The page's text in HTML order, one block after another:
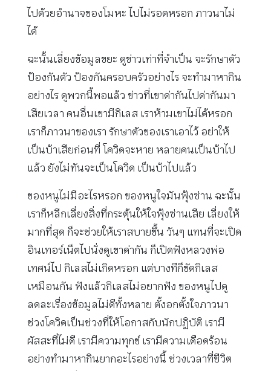
ไปด้วยอำนาจของโมหะ ไปไม่รอดหรอก ภาวนาไม่
ได้
ฉะนั้นเลี่ยงข้อมูลขยะ ดูข่าวเท่าที่จำเป็น จะรักษาตัว
ป้องกันตัว ป้องกันครอบครัวอย่างไร จะทำมาหากิน
อย่างไร ดูพวกนี้พอแล้ว ข่าวที่เขาด่ากันไปด่ากันมา
เสียเวลา คนอื่นเขามีกิเลส เราห้ามเขาไม่ได้หรอก
เราก็ภาวนาของเรา รักษาตัวของเราเอาไว้ อย่าให้
เป็นบ้าเสียก่อนที่ โควิดจะหาย หลายคนเป็นบ้าไป
แล้ว ยังไม่ทันจะเป็นโควิด เป็นบ้าไปแล้ว
ของหนูไม่มีอะไรหรอก ของหนูใจมันฟุ้งซ่าน ฉะนั้น
เราก็หลีกเลี่ยงสิ่งที่กระตุ้นให้ใจฟุ้งซ่านเสีย เลี่ยงให้
มากที่สุด ก็จะช่วยให้เราสบายขึ้น วันๆ แทนที่จะเปิด
อินเทอร์เน็ตไปนั่งดูเขาด่ากัน ก็เปิดฟังหลวงพ่อ
เทศน์ไป กิเลสไม่เกิดหรอก แต่บางทีก็ขัดกิเลส
เหมือนกัน ฟังแล้วกิเลสไม่อยากฟัง ของหนูไปดู
ลดละเรื่องข้อมูลไม่ดีทั้งหลาย ตั้งอกตั้งใจภาวนา
ช่วงโควิดเป็นช่วงที่ให้โอกาสกับนักปฏิบัติ เรามี
ผัสสะที่ไม่ดี เรามีความทุกข์ เรามีความเดือดร้อน
อย่างทำมาหากินยากอะไรอย่างนี้ ช่วงเวลาที่ชีวิต